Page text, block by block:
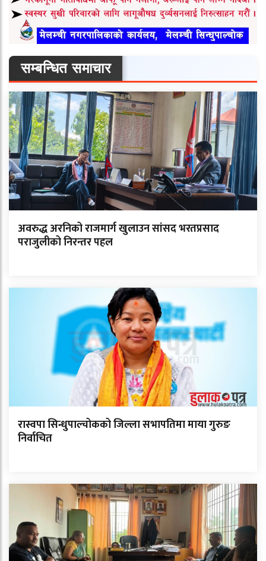
सम्बन्धित समाचार
अवरुद्ध अरनिको राजमार्ग खुलाउन सांसद भरतप्रसाद
पराजुलीको निरन्तर पहल
रास्वपा सिन्धुपाल्चोकको जिल्ला सभापतिमा माया गुरुङ
निर्वाचित